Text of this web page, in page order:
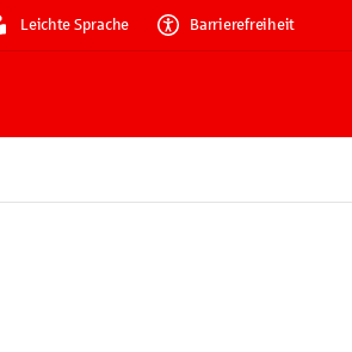
Leichte Sprache Barrierefreiheit